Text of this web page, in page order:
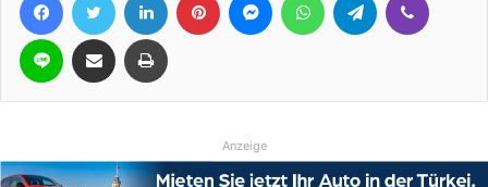
Line Teile per E-Mail Drucken
Anzeige